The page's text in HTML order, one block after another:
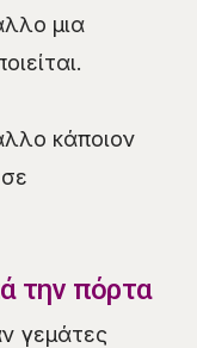
μια
κάποιον
την πόρτα
γεμάτες